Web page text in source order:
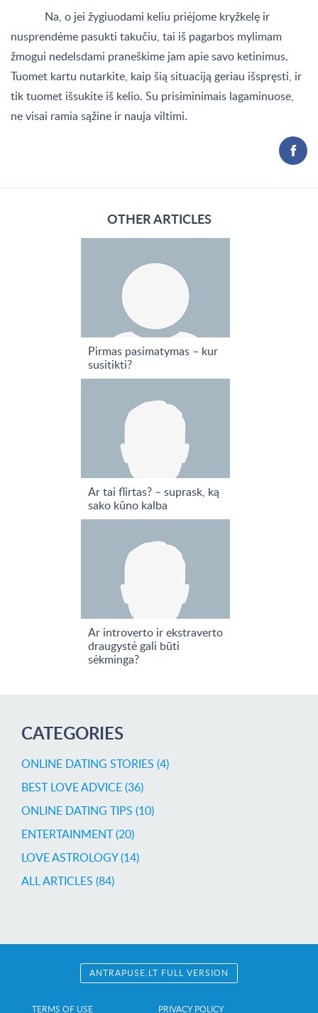
Na, o jei žygiuodami keliu priėjome kryžkelę ir
nusprendėme pasukti takučiu, tai iš pagarbos mylimam
žmogui nedelsdami praneškime jam apie savo ketinimus.
Tuomet kartu nutarkite, kaip šią situaciją geriau išspręsti, ir
tik tuomet išsukite iš kelio. Su prisiminimais lagaminuose,
ne visai ramia sąžine ir nauja viltimi.
OTHER ARTICLES
Pirmas pasimatymas – kur
susitikti?
Ar tai flirtas? – suprask, ką
sako kūno kalba
Ar introverto ir ekstraverto
draugystė gali būti
sėkminga?
CATEGORIES
ONLINE DATING STORIES (4)
BEST LOVE ADVICE (36)
ONLINE DATING TIPS (10)
ENTERTAINMENT (20)
LOVE ASTROLOGY (14)
ALL ARTICLES (84)
ANTRAPUSE.LT FULL VERSION
TERMS OF USE PRIVACY POLICY